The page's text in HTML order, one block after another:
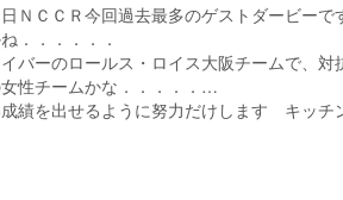
日ＮＣＣＲ今回過去最多のゲストダービー
．．．．．．
バーのロールス・ロイス大阪チームで、
性チームかな．．．．．…
績を出せるように努力だけします キッ